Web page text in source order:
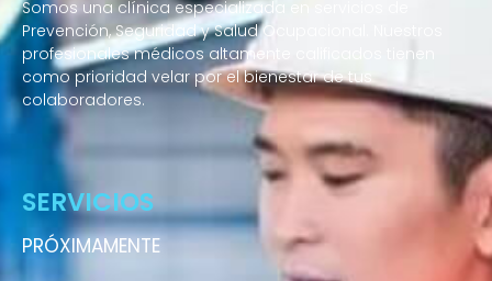
Somos una clínica especializada en servicios de
Prevención, Seguridad y Salud Ocupacional. Nuestros
profesionales médicos altamente calificados tienen
como prioridad velar por el bienestar de tus
colaboradores.
Enfermeras a domicilio
SERVICIOS
PRÓXIMAMENTE